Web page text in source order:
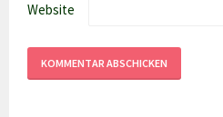
Website